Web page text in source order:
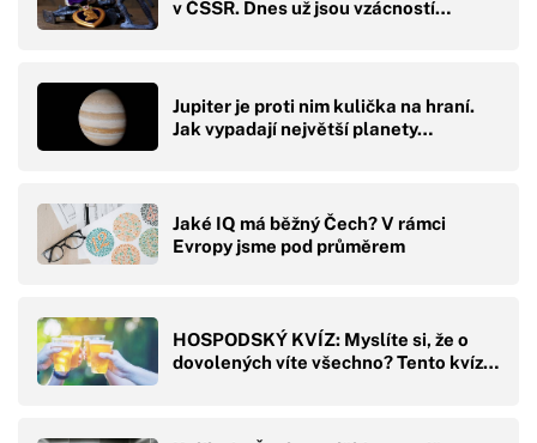
v ČSSR. Dnes už jsou vzácností…
Jupiter je proti nim kulička na hraní.
Jak vypadají největší planety…
Jaké IQ má běžný Čech? V rámci
Evropy jsme pod průměrem
HOSPODSKÝ KVÍZ: Myslíte si, že o
dovolených víte všechno? Tento kvíz…